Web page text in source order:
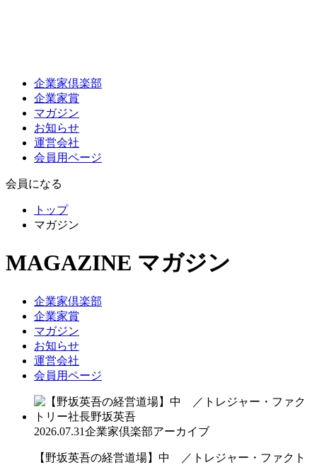
企業家倶楽部
企業家賞
マガジン
お知らせ
運営会社
会員用ページ
会員になる
トップ
マガジン
MAGAZINE マガジン
企業家倶楽部
企業家賞
マガジン
お知らせ
運営会社
会員用ページ
2026.07.31企業家倶楽部アーカイブ
【野坂英吾の経営道場】中 ／トレジャー・ファクト